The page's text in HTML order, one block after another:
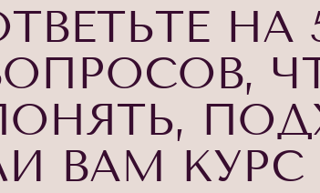
НА
ВАМ КУРС